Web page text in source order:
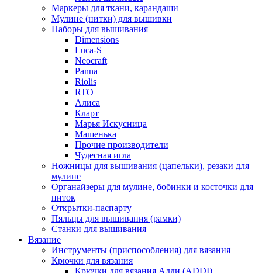
Маркеры для ткани, карандаши
Мулине (нитки) для вышивки
Наборы для вышивания
Dimensions
Luca-S
Neocraft
Panna
Riolis
RTO
Алиса
Кларт
Марья Искусница
Машенька
Прочие производители
Чудесная игла
Ножницы для вышивания (цапельки), резаки для
мулине
Органайзеры для мулине, бобинки и косточки для
ниток
Открытки-паспарту
Пяльцы для вышивания (рамки)
Станки для вышивания
Вязание
Инструменты (приспособления) для вязания
Крючки для вязания
Крючки для вязания Адди (ADDI)